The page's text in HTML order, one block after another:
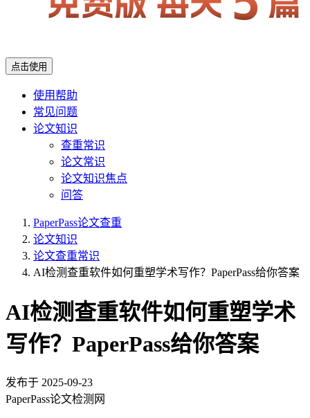
点击使用
使用帮助
常见问题
论文知识
查重常识
论文常识
论文知识焦点
问答
PaperPass论文查重
论文知识
论文查重常识
AI检测查重软件如何重塑学术写作？PaperPass给你答案
AI检测查重软件如何重塑学术
写作？PaperPass给你答案
发布于 2025-09-23
PaperPass论文检测网